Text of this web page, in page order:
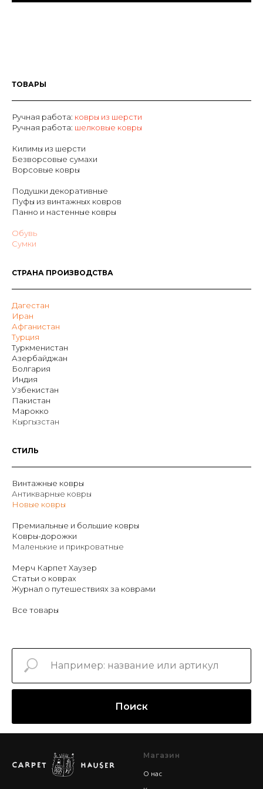
ТОВАРЫ
Ручная работа: ковры из шерсти
Ручная работа: шелковые ковры
Килимы из шерсти
Безворсовые сумахи
Ворсовые ковры
Подушки декоративные
Пуфы из винтажных ковров
Панно и настенные ковры
Обувь
Сумки
СТРАНА ПРОИЗВОДСТВА
Дагестан
Иран
Афганистан
Турция
Туркменистан
Азербайджан
Болгария
Индия
Узбекистан
Пакистан
Марокко
Кыргызстан
СТИЛЬ
Винтажные ковры
Антикварные ковры
Новые ковры
Премиальные и большие ковры
Ковры-дорожки
Маленькие и прикроватные
Мерч Карпет Хаузер
Статьи о коврах
Журнал о путешествиях за коврами
Все товары
Поиск
Магазин
О нас